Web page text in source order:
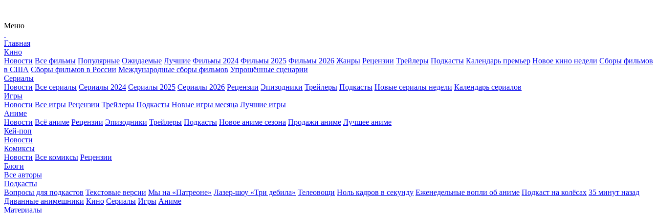
Меню
Главная
Кино
Новости Все фильмы Популярные Ожидаемые Лучшие Фильмы 2024 Фильмы 2025 Фильмы 2026 Жанры Рецензии Трейлеры Подкасты Календарь премьер Новое кино недели Сборы фильмов
в США Сборы фильмов в России Международные сборы фильмов Упрощённые сценарии
Сериалы
Новости Все сериалы Сериалы 2024 Сериалы 2025 Сериалы 2026 Рецензии Эпизодники Трейлеры Подкасты Новые сериалы недели Календарь сериалов
Игры
Новости Все игры Рецензии Трейлеры Подкасты Новые игры месяца Лучшие игры
Аниме
Новости Всё аниме Рецензии Эпизодники Трейлеры Подкасты Новое аниме сезона Продажи аниме Лучшее аниме
Кей-поп
Новости
Комиксы
Новости Все комиксы Рецензии
Блоги
Все авторы
Подкасты
Вопросы для подкастов Текстовые версии Мы на «Патреоне» Лазер-шоу «Три дебила» Телеовощи Ноль кадров в секунду Еженедельные вопли об аниме Подкаст на колёсах 35 минут назад
Диванные анимешники Кино Сериалы Игры Аниме
Материалы